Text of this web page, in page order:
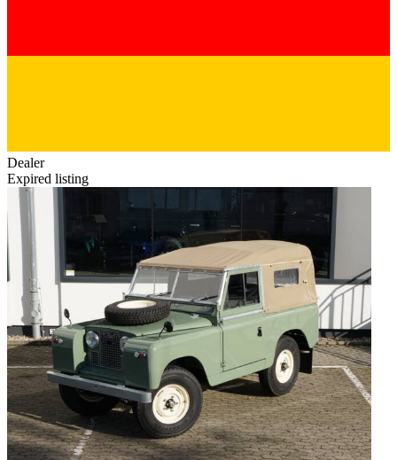
Dealer
Expired listing